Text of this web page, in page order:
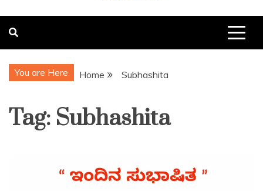
You are Here Home Subhashita
Tag: Subhashita